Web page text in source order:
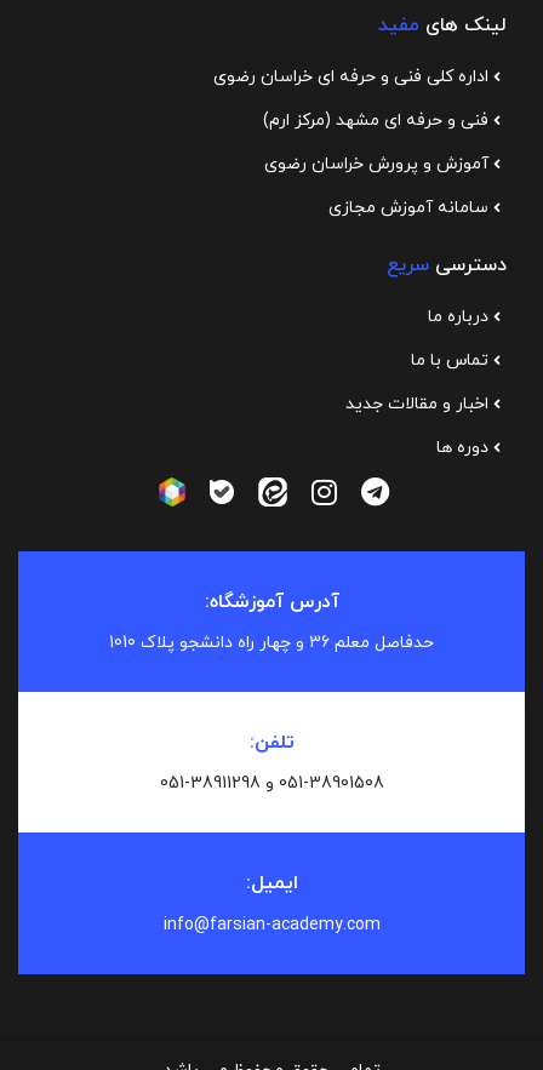
لینک های مفید
اداره کلی فنی و حرفه ای خراسان رضوی
فنی و حرفه ای مشهد (مرکز ارم)
آموزش و پرورش خراسان رضوی
سامانه آموزش مجازی
دسترسی سریع
درباره ما
تماس با ما
اخبار و مقالات جدید
دوره ها
آدرس آموزشگاه:
حدفاصل معلم 36 و چهار راه دانشجو پلاک 1010
تلفن:
051-38901508 و 051-38911298
ایمیل:
info@farsian-academy.com